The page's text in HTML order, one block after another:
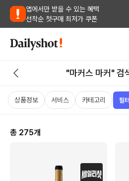
앱에서만 받을 수 있는 혜택
선착순 첫구매 최저가 쿠폰
"마커스 마커" 검
상품정보 서비스 카테고리 가
총 275개
필